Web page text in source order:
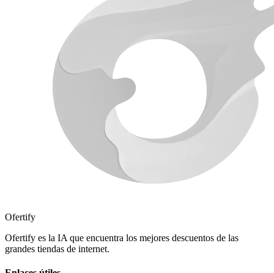
Ofertify
Ofertify es la IA que encuentra los mejores descuentos de las
grandes tiendas de internet.